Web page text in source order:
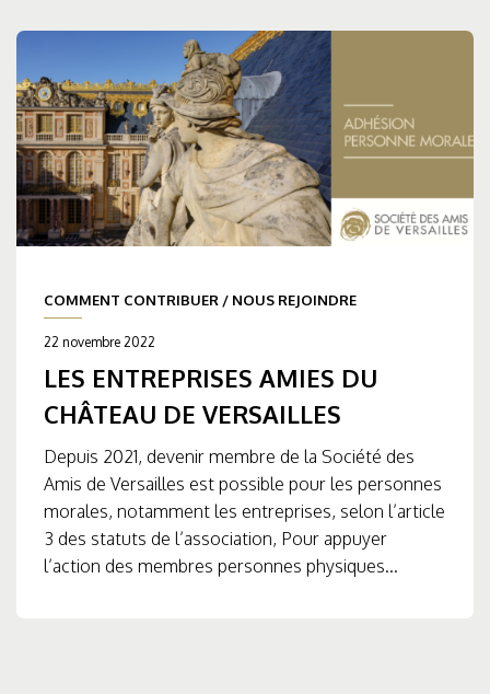
COMMENT CONTRIBUER / NOUS REJOINDRE
22 novembre 2022
LES ENTREPRISES AMIES DU
CHÂTEAU DE VERSAILLES
Depuis 2021, devenir membre de la Société des
Amis de Versailles est possible pour les personnes
morales, notamment les entreprises, selon l’article
3 des statuts de l’association, Pour appuyer
l’action des membres personnes physiques...